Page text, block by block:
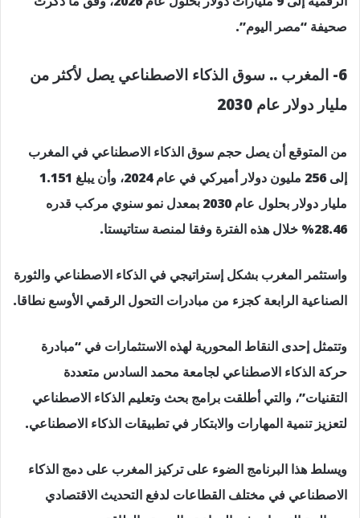
صحيفة “مصر اليوم”.
6- المغرب .. سوق الذكاء الاصطناعي يصل لأكثر من
مليار دولار عام 2030
من المتوقع أن يصل حجم سوق الذكاء الاصطناعي في المغرب
إلى 256 مليون دولار أميركي في عام 2024، وأن يبلغ 1.151
مليار دولار بحلول عام 2030 بمعدل نمو سنوي مركب قدره
28.46% خلال هذه الفترة وفقا لمنصة ستاتيستا.
واستثمر المغرب بشكل إستراتيجي في الذكاء الاصطناعي والثورة
الصناعية الرابعة كجزء من مبادرات التحول الرقمي الأوسع نطاقا.
وتتمثل إحدى النقاط المحورية لهذه الاستثمارات في “مبادرة
حركة الذكاء الاصطناعي لجامعة محمد السادس متعددة
التقنيات”، والتي أطلقت برامج بحث وتعليم الذكاء الاصطناعي
لتعزيز تنمية المهارات والابتكار في تطبيقات الذكاء الاصطناعي.
ويسلط هذا البرنامج الضوء على تركيز المغرب على دمج الذكاء
الاصطناعي في مختلف القطاعات لدفع التحديث الاقتصادي